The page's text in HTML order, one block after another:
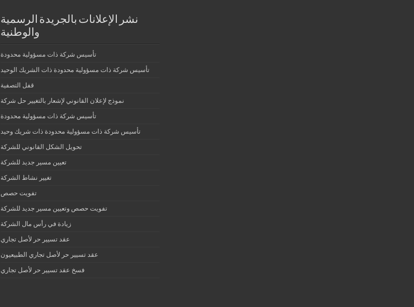
نشر الإعلانات بالجريدة الرسمية
والوطنية
تأسيس شركة ذات مسؤولية محدودة
تأسيس شركة ذات مسؤولية محدودة ذات الشريك الوحيد
قفل التصفية
نموذج لإعلان القانوني لإشعار بالتغيير حل شركة
تأسيس شركة ذات مسؤولية محدودة
تأسيس شركة ذات مسؤولية محدودة ذات شريك وحيد
تحويل الشكل القانوني للشركة
تعيين مسير جديد للشركة
تغيير نشاط الشركة
تفويت حصص
تفويت حصص وتعيين مسير جديد للشركة
زيادة في رأس مال الشركة
عقد تسيير حر لأصل تجاري
عقد تسيير حر لأصل تجاري الطبيعيون
فسخ عقد تسيير حر لأصل تجاري